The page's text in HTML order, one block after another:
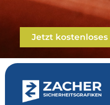
Jetzt